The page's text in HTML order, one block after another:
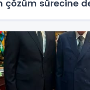
çözüm sürecine